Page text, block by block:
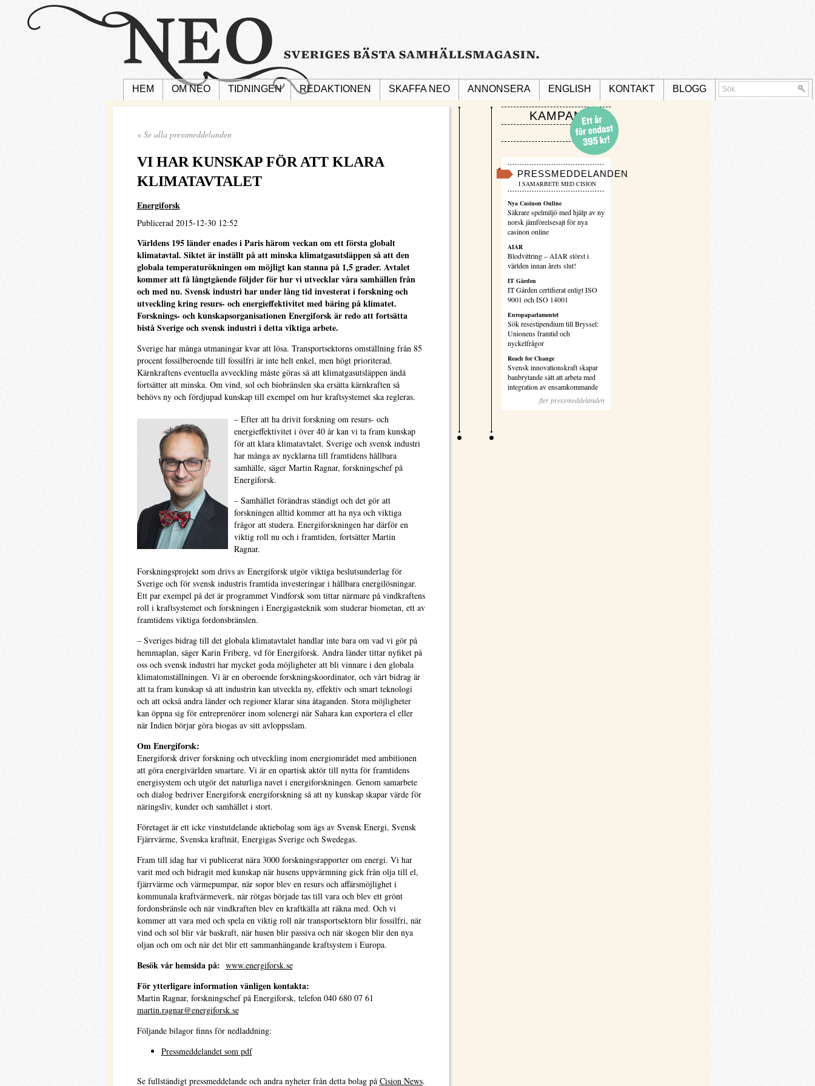
HEM OM NEO TIDNINGEN REDAKTIONEN SKAFFA NEO ANNONSERA ENGLISH KONTAKT BLOGG
« Se alla pressmeddelanden
VI HAR KUNSKAP FÖR ATT KLARA
KLIMATAVTALET
Energiforsk
Publicerad 2015-12-30 12:52
Världens 195 länder enades i Paris härom veckan om ett första globalt
klimatavtal. Siktet är inställt på att minska klimatgasutsläppen så att den
globala temperaturökningen om möjligt kan stanna på 1,5 grader. Avtalet
kommer att få långtgående följder för hur vi utvecklar våra samhällen från
och med nu. Svensk industri har under lång tid investerat i forskning och
utveckling kring resurs- och energieffektivitet med bäring på klimatet.
Forsknings- och kunskapsorganisationen Energiforsk är redo att fortsätta
bistå Sverige och svensk industri i detta viktiga arbete.
Sverige har många utmaningar kvar att lösa. Transportsektorns omställning från 85
procent fossilberoende till fossilfri är inte helt enkel, men högt prioriterad.
Kärnkraftens eventuella avveckling måste göras så att klimatgasutsläppen ändå
fortsätter att minska. Om vind, sol och biobränslen ska ersätta kärnkraften så
behövs ny och fördjupad kunskap till exempel om hur kraftsystemet ska regleras.
– Efter att ha drivit forskning om resurs- och
energieffektivitet i över 40 år kan vi ta fram kunskap
för att klara klimatavtalet. Sverige och svensk industri
har många av nycklarna till framtidens hållbara
samhälle, säger Martin Ragnar, forskningschef på
Energiforsk.
– Samhället förändras ständigt och det gör att
forskningen alltid kommer att ha nya och viktiga
frågor att studera. Energiforskningen har därför en
viktig roll nu och i framtiden, fortsätter Martin
Ragnar.
Forskningsprojekt som drivs av Energiforsk utgör viktiga beslutsunderlag för
Sverige och för svensk industris framtida investeringar i hållbara energilösningar.
Ett par exempel på det är programmet Vindforsk som tittar närmare på vindkraftens
roll i kraftsystemet och forskningen i Energigasteknik som studerar biometan, ett av
framtidens viktiga fordonsbränslen.
– Sveriges bidrag till det globala klimatavtalet handlar inte bara om vad vi gör på
hemmaplan, säger Karin Friberg, vd för Energiforsk. Andra länder tittar nyfiket på
oss och svensk industri har mycket goda möjligheter att bli vinnare i den globala
klimatomställningen. Vi är en oberoende forskningskoordinator, och vårt bidrag är
att ta fram kunskap så att industrin kan utveckla ny, effektiv och smart teknologi
och att också andra länder och regioner klarar sina åtaganden. Stora möjligheter
kan öppna sig för entreprenörer inom solenergi när Sahara kan exportera el eller
när Indien börjar göra biogas av sitt avloppsslam.
Om Energiforsk:
Energiforsk driver forskning och utveckling inom energiområdet med ambitionen
att göra energivärlden smartare. Vi är en opartisk aktör till nytta för framtidens
energisystem och utgör det naturliga navet i energiforskningen. Genom samarbete
och dialog bedriver Energiforsk energiforskning så att ny kunskap skapar värde för
näringsliv, kunder och samhället i stort.
Företaget är ett icke vinstutdelande aktiebolag som ägs av Svensk Energi, Svensk
Fjärrvärme, Svenska kraftnät, Energigas Sverige och Swedegas.
Fram till idag har vi publicerat nära 3000 forskningsrapporter om energi. Vi har
varit med och bidragit med kunskap när husens uppvärmning gick från olja till el,
fjärrvärme och värmepumpar, när sopor blev en resurs och affärsmöjlighet i
kommunala kraftvärmeverk, när rötgas började tas till vara och blev ett grönt
fordonsbränsle och när vindkraften blev en kraftkälla att räkna med. Och vi
kommer att vara med och spela en viktig roll när transportsektorn blir fossilfri, när
vind och sol blir vår baskraft, när husen blir passiva och när skogen blir den nya
oljan och om och när det blir ett sammanhängande kraftsystem i Europa.
Besök vår hemsida på: www.energiforsk.se
För ytterligare information vänligen kontakta:
Martin Ragnar, forskningschef på Energiforsk, telefon 040 680 07 61
martin.ragnar@energiforsk.se
Följande bilagor finns för nedladdning:
Pressmeddelandet som pdf
Se fullständigt pressmeddelande och andra nyheter från detta bolag på Cision News.
KAMPANJ
PRESSMEDDELANDEN
I SAMARBETE MED CISION
Nya Casinon Online
Säkrare spelmiljö med hjälp av ny
norsk jämförelsesajt för nya
casinon online
AIAR
Blodvittring – AIAR störst i
världen innan årets slut!
IT Gården
IT Gården certifierat enligt ISO
9001 och ISO 14001
Europaparlamentet
Sök resestipendium till Bryssel:
Unionens framtid och
nyckelfrågor
Reach for Change
Svensk innovationskraft skapar
banbrytande sätt att arbeta med
integration av ensamkommande
fler pressmeddelanden